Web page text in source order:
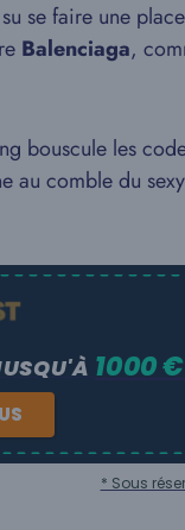
se faire une
Balenciaga,
bouscule les
au comble du
1000
* Sous